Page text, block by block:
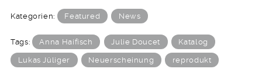
Kategorien: Featured News
Tags: Anna Haifisch Julie Doucet Katalog
Lukas Jüliger Neuerscheinung reprodukt